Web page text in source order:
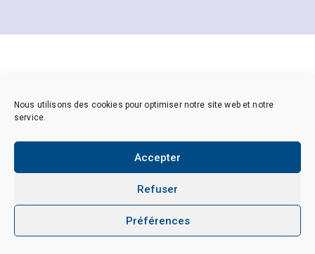
Nous utilisons des cookies pour optimiser notre site web et notre
service.
Accepter
Refuser
Préférences